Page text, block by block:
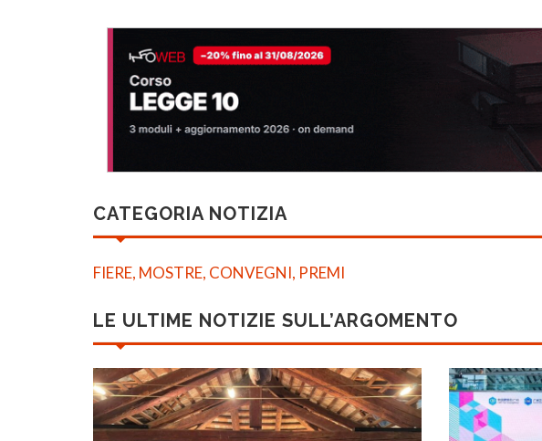
CATEGORIA NOTIZIA
FIERE, MOSTRE, CONVEGNI, PREMI
LE ULTIME NOTIZIE SULL’ARGOMENTO